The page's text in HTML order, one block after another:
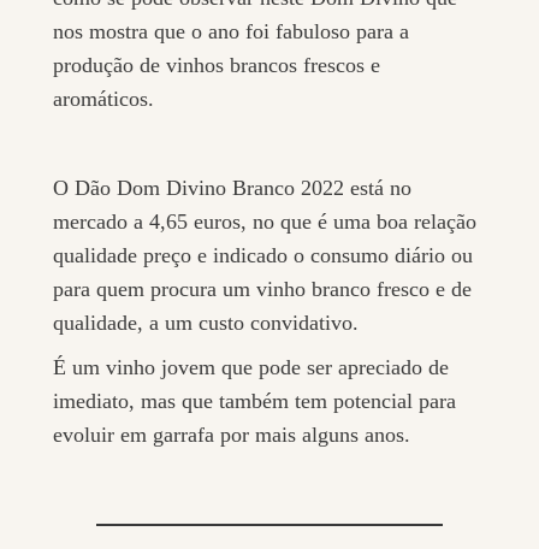
nos mostra que o ano foi fabuloso para a
produção de vinhos brancos frescos e
aromáticos.
O Dão Dom Divino Branco 2022 está no
mercado a 4,65 euros, no que é uma boa relação
qualidade preço e indicado o consumo diário ou
para quem procura um vinho branco fresco e de
qualidade, a um custo convidativo.
É um vinho jovem que pode ser apreciado de
imediato, mas que também tem potencial para
evoluir em garrafa por mais alguns anos.